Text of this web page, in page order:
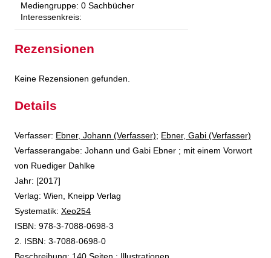
Mediengruppe: 0 Sachbücher
Interessenkreis:
Rezensionen
Keine Rezensionen gefunden.
Details
Verfasser: Suche nach diesem Verfasser
Ebner, Johann (Verfasser); Ebner, Gabi (Verfasser)
Verfasserangabe: Johann und Gabi Ebner ; mit einem Vorwort
von Ruediger Dahlke
Jahr: [2017]
Verlag: Wien, Kneipp Verlag
opens in new tab
Diesen Link in neuem Tab öffnen
Systematik: Suche nach dieser Systematik
Xeo254
Suche nach diesem Interessenskreis
ISBN: 978-3-7088-0698-3
2. ISBN: 3-7088-0698-0